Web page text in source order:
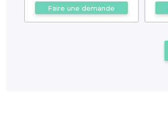
Faire une demande